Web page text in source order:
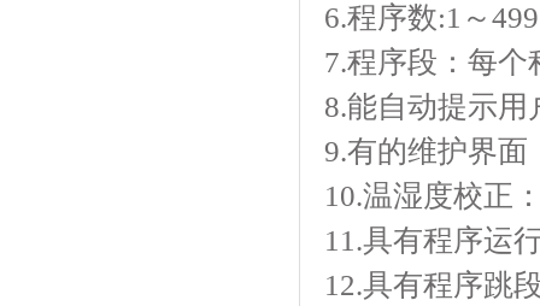
6.程序数:1～499
7.程序段：每
8.能自动提示用户
9.有的维护界面
10.温湿度校正
11.具有程序运行
12.具有程序跳段功